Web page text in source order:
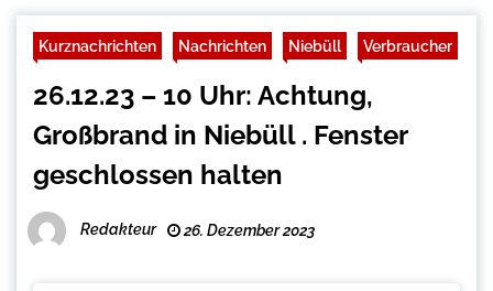
Kurznachrichten Nachrichten Niebüll Verbraucher
26.12.23 – 10 Uhr: Achtung,
Großbrand in Niebüll . Fenster
geschlossen halten
Redakteur 26. Dezember 2023